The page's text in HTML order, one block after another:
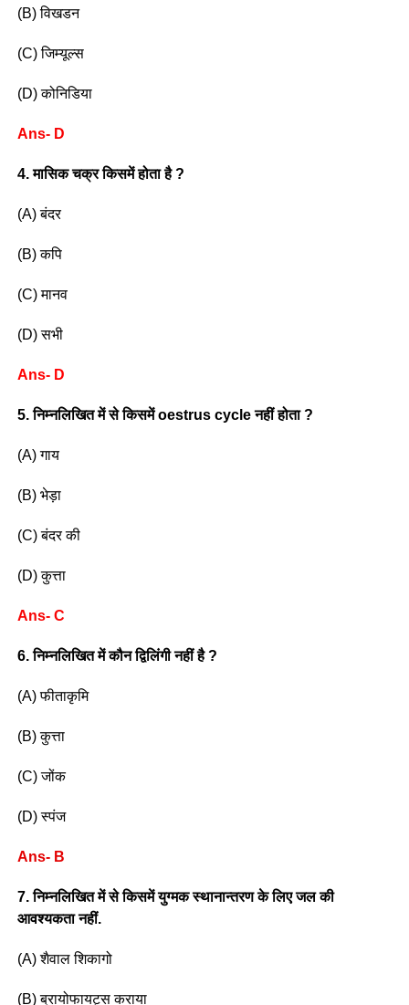
(B) विखडन
(C) जिम्यूल्स
(D) कोनिडिया
Ans- D
4. मासिक चक्र किसमें होता है ?
(A) बंदर
(B) कपि
(C) मानव
(D) सभी
Ans- D
5. निम्नलिखित में से किसमें oestrus cycle नहीं होता ?
(A) गाय
(B) भेड़ा
(C) बंदर की
(D) कुत्ता
Ans- C
6. निम्नलिखित में कौन द्विलिंगी नहीं है ?
(A) फीताकृमि
(B) कुत्ता
(C) जोंक
(D) स्पंज
Ans- B
7. निम्नलिखित में से किसमें युग्मक स्थानान्तरण के लिए जल की
आवश्यकता नहीं.
(A) शैवाल शिकागो
(B) ब्रायोफायट्स कराया